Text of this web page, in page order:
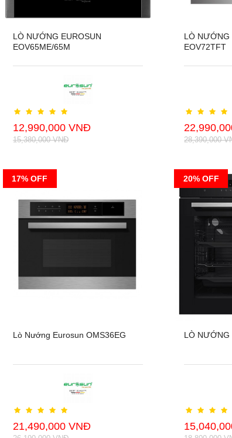
LÒ NƯỚNG EUROSUN
EOV65ME/65M
12,990,000 VNĐ
15,380,000 VNĐ
LÒ NƯỚNG
EOV72TFT
28,390,000
17% OFF
Lò Nướng Eurosun OMS36EG
21,490,000 VNĐ
20% OFF
LÒ NƯỚNG